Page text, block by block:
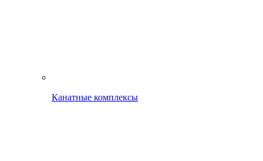
Канатные комплексы